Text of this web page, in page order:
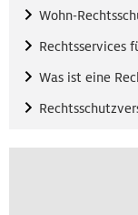
Wohn-
Rechtsservices
Was ist eine